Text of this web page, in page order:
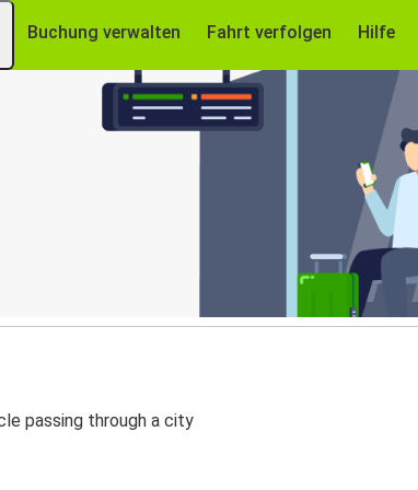
Buchung verwalten Fahrt verfolgen Hilfe